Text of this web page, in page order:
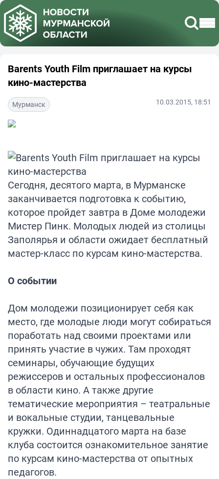
Barents Youth Film приглашает на курсы
кино-мастерства
Мурманск 10.03.2015, 18:51
Сегодня, десятого марта, в Мурманске
заканчивается подготовка к событию,
которое пройдет завтра в Доме молодежи
Мистер Пинк. Молодых людей из столицы
Заполярья и области ожидает бесплатный
мастер-класс по курсам кино-мастерства.
О событии
Дом молодежи позиционирует себя как
место, где молодые люди могут собираться
поработать над своими проектами или
принять участие в чужих. Там проходят
семинары, обучающие будущих
режиссеров и остальных профессионалов
в области кино. А также другие
тематические мероприятия – театральные
и вокальные студии, танцевальные
кружки. Одиннадцатого марта на базе
клуба состоится ознакомительное занятие
по курсам кино-мастерства от опытных
педагогов.